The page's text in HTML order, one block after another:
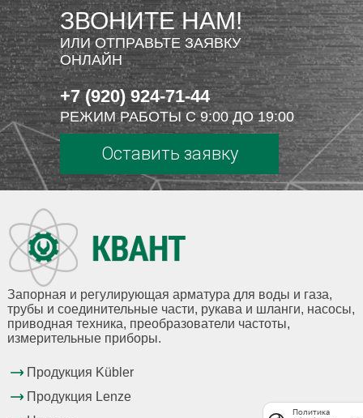
ЗВОНИТЕ НАМ!
ИЛИ ОТПРАВЬТЕ ЗАЯВКУ
ОНЛАЙН
+7 (920) 924-71-44
РЕЖИМ РАБОТЫ С 9:00 ДО 19:00
Оставить заявку
Запорная и регулирующая арматура для воды и газа,
трубы и соединительные части, рукава и шланги, насосы,
приводная техника, преобразователи частоты,
измерительные приборы.
Продукция Kübler
Продукция Lenze
Политика